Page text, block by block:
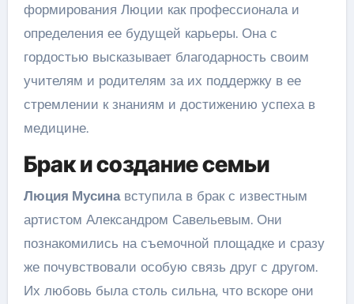
формирования Люции как профессионала и
определения ее будущей карьеры. Она с
гордостью высказывает благодарность своим
учителям и родителям за их поддержку в ее
стремлении к знаниям и достижению успеха в
медицине.
Брак и создание семьи
Люция Мусинавступила в брак с известным
артистом Александром Савельевым. Они
познакомились на съемочной площадке и сразу
же почувствовали особую связь друг с другом.
Их любовь была столь сильна, что вскоре они